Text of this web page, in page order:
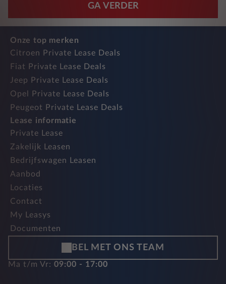
GA VERDER
Onze top merken
Citroen Private Lease Deals
Fiat Private Lease Deals
Jeep Private Lease Deals
Opel Private Lease Deals
Peugeot Private Lease Deals
Lease informatie
Private Lease
Zakelijk Leasen
Bedrijfswagen Leasen
Aanbod
Locaties
Contact
My Leasys
Documenten
BEL MET ONS TEAM
Ma t/m Vr: 09:00 - 17:00